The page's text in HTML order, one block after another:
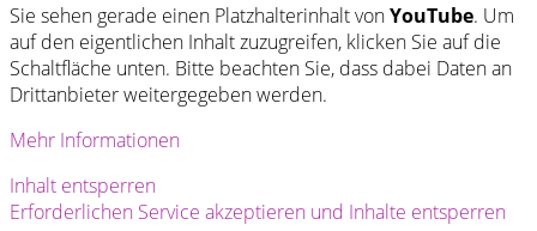
Sie sehen gerade einen Platzhalterinhalt vonYouTube. Um
auf den eigentlichen Inhalt zuzugreifen, klicken Sie auf die
Schaltfläche unten. Bitte beachten Sie, dass dabei Daten an
Drittanbieter weitergegeben werden.
Mehr Informationen
Inhalt entsperren
Erforderlichen Service akzeptieren und Inhalte entsperren